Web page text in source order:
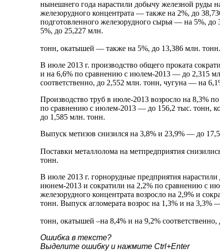
нынешнего года нарастили добычу железной руды
железорудного концентрата — также на 2%, до
подготовленного железорудного сырья — на 5%,
5%, до 25,227 млн.
тонн, окатышей — также на 5%, до 13,386 млн. тонн.
В июле 2013 г. производство общего проката
и на 6,6% по сравнению с июлем-2013 — до 2,315
соответственно, до 2,552 млн. тонн, чугуна — на
Производство труб в июле-2013 возросло на 8,3%
по сравнению с июлем-2013 — до 156,2 тыс. тонн,
до 1,585 млн. тонн.
Выпуск метизов снизился на 3,8% и 23,9% — до
Поставки металлолома на метпредприятия
тонн.
В июле 2013 г. горнорудные предприятия
июнем-2013 и сократили на 2,2% по сравнению с
железорудного концентрата возросло на 2,9% и
тонн. Выпуск агломерата возрос на 1,3% и на 3,3%
тонн, окатышей –на 8,4% и на 9,2%
Ошибка в тексте?
Выделите ошибку и нажмите Ctrl+Enter